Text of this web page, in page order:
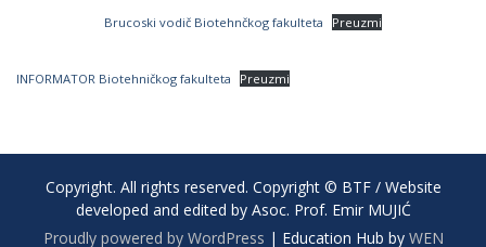
Brucoski vodič Biotehnčkog fakulteta Preuzmi
INFORMATOR Biotehničkog fakulteta Preuzmi
Copyright. All rights reserved. Copyright © BTF / Website
developed and edited by Asoc. Prof. Emir MUJIĆ
Proudly powered by WordPress | Education Hub by WEN